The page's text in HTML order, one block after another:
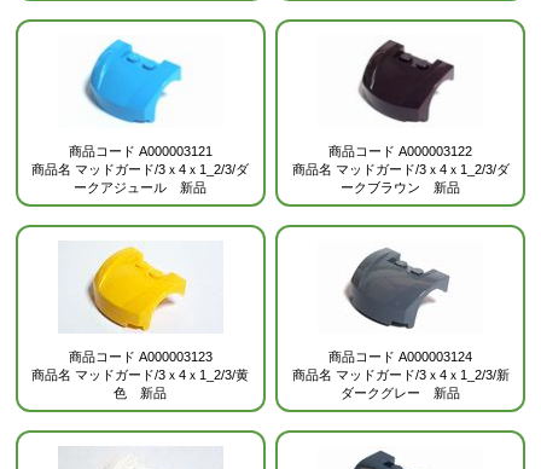
商品コード A000003121
商品名 マッドガード/3ｘ4ｘ1_2/3/ダ
ークアジュール 新品
商品コード A000003122
商品名 マッドガード/3ｘ4ｘ1_2/3/ダ
ークブラウン 新品
商品コード A000003123
商品名 マッドガード/3ｘ4ｘ1_2/3/黄
色 新品
商品コード A000003124
商品名 マッドガード/3ｘ4ｘ1_2/3/新
ダークグレー 新品